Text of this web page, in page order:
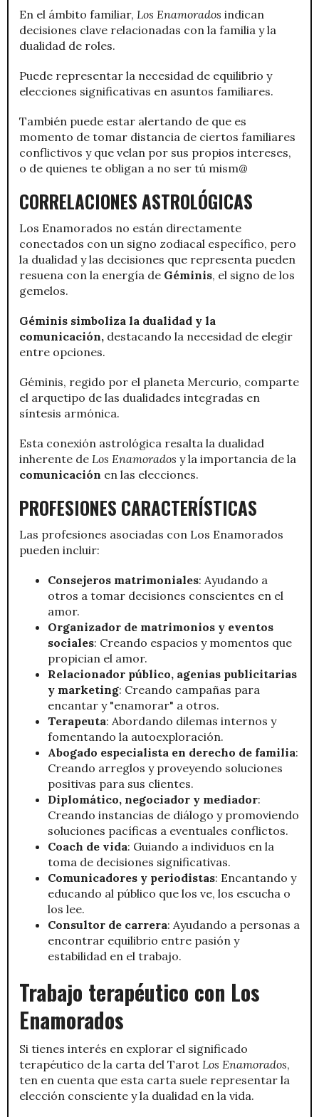
En el ámbito familiar, Los Enamorados indican
decisiones clave relacionadas con la familia y la
dualidad de roles.
Puede representar la necesidad de equilibrio y
elecciones significativas en asuntos familiares.
También puede estar alertando de que es
momento de tomar distancia de ciertos familiares
conflictivos y que velan por sus propios intereses,
o de quienes te obligan a no ser tú mism@
CORRELACIONES ASTROLÓGICAS
Los Enamorados no están directamente
conectados con un signo zodiacal específico, pero
la dualidad y las decisiones que representa pueden
resuena con la energía de Géminis, el signo de los
gemelos.
Géminis simboliza la dualidad y la
comunicación, destacando la necesidad de elegir
entre opciones.
Géminis, regido por el planeta Mercurio, comparte
el arquetipo de las dualidades integradas en
síntesis armónica.
Esta conexión astrológica resalta la dualidad
inherente de Los Enamorados y la importancia de la
comunicación en las elecciones.
PROFESIONES CARACTERÍSTICAS
Las profesiones asociadas con Los Enamorados
pueden incluir:
Consejeros matrimoniales: Ayudando a
otros a tomar decisiones conscientes en el
amor.
Organizador de matrimonios y eventos
sociales: Creando espacios y momentos que
propician el amor.
Relacionador público, agenias publicitarias
y marketing: Creando campañas para
encantar y "enamorar" a otros.
Terapeuta: Abordando dilemas internos y
fomentando la autoexploración.
Abogado especialista en derecho de familia:
Creando arreglos y proveyendo soluciones
positivas para sus clientes.
Diplomático, negociador y mediador:
Creando instancias de diálogo y promoviendo
soluciones pacíficas a eventuales conflictos.
Coach de vida: Guiando a individuos en la
toma de decisiones significativas.
Comunicadores y periodistas: Encantando y
educando al público que los ve, los escucha o
los lee.
Consultor de carrera: Ayudando a personas a
encontrar equilibrio entre pasión y
estabilidad en el trabajo.
Trabajo terapéutico con Los
Enamorados
Si tienes interés en explorar el significado
terapéutico de la carta del Tarot Los Enamorados,
ten en cuenta que esta carta suele representar la
elección consciente y la dualidad en la vida.